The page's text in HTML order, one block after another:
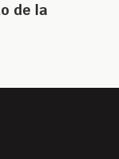
de la